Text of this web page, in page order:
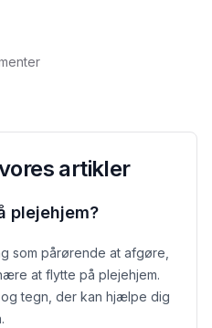
artikler
plejehjem?
som pårørende at afgøre,
at flytte på plejehjem.
tegn, der kan hjælpe dig